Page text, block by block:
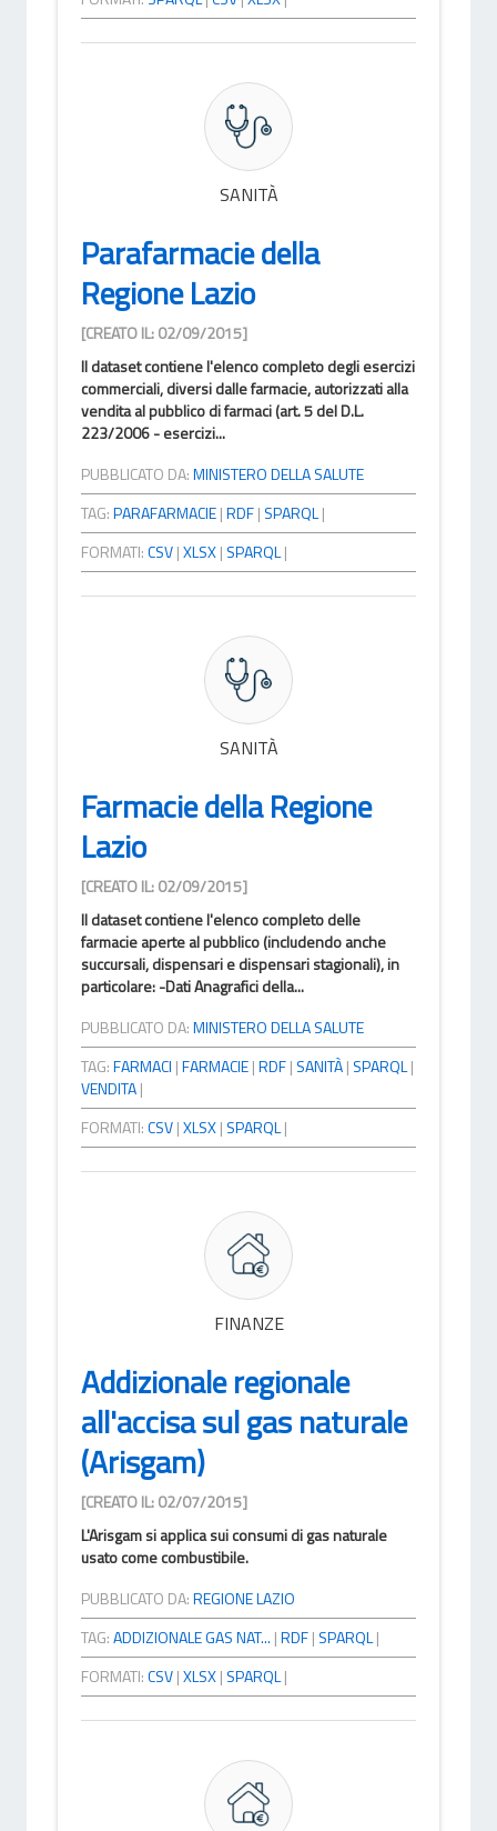
SANITÀ
Parafarmacie della
Regione Lazio
[CREATO IL: 02/09/2015]
Il dataset contiene l'elenco completo degli esercizi
commerciali, diversi dalle farmacie, autorizzati alla
vendita al pubblico di farmaci (art. 5 del D.L.
223/2006 - esercizi...
PUBBLICATO DA:MINISTERO DELLA SALUTE
TAG:PARAFARMACIE|RDF| SPARQL|
FORMATI:CSV|XLSX| SPARQL|
SANITÀ
Farmacie della Regione
Lazio
[CREATO IL: 02/09/2015]
Il dataset contiene l'elenco completo delle
farmacie aperte al pubblico (includendo anche
succursali, dispensari e dispensari stagionali), in
particolare: -Dati Anagrafici della...
PUBBLICATO DA:MINISTERO DELLA SALUTE
TAG:FARMACI |FARMACIE|RDF| SANITÀ| SPARQL|
VENDITA|
FORMATI:CSV|XLSX| SPARQL|
FINANZE
Addizionale regionale
all'accisa sul gas naturale
(Arisgam)
[CREATO IL: 02/07/2015]
L'Arisgam si applica sui consumi di gas naturale
usato come combustibile.
PUBBLICATO DA:REGIONE LAZIO
TAG:ADDIZIONALE GAS NAT... |RDF| SPARQL|
FORMATI:CSV|XLSX| SPARQL|